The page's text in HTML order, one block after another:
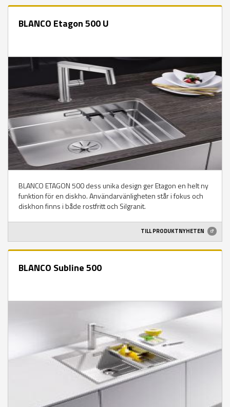
BLANCO Etagon 500 U
BLANCO ETAGON 500 dess unika design ger Etagon en helt ny
funktion för en diskho. Användarvänligheten står i fokus och
diskhon finns i både rostfritt och Silgranit.
TILL PRODUKTNYHETEN
BLANCO Subline 500